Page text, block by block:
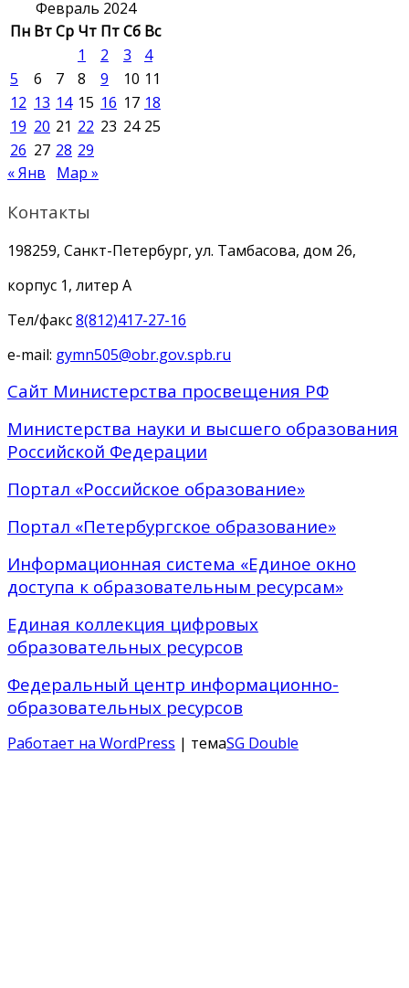
Февраль 2024
Пн ВтСр Чт ПтСб Вс
1
2 3
4
5
6 7 8 9 10 11
12 13 14 15 16 17 18
19 20 21 22 23 24 25
26 27 28 29
« Янв
Мар »
Контакты
198259, Санкт-Петербург, ул. Тамбасова, дом 26,
корпус 1, литер А
Тел/факс8(812)417-27-16
e-mail: gymn505@obr.gov.spb.ru
Сайт Министерства просвещения РФ
Министерства науки и высшего образования
Российской Федерации
Портал «Российское образование»
Портал «Петербургское образование»
Информационная система «Единое окно
доступа к образовательным ресурсам»
Единая коллекция цифровых
образовательных ресурсов
Федеральный центр информационно-
образовательных ресурсов
Работает на WordPress | темаSG Double